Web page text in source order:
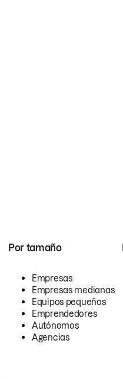
Por tamaño
Empresas
Empresas medianas
Equipos pequeños
Emprendedores
Autónomos
Agencias